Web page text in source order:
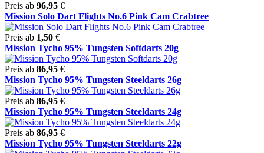
Preis ab 96,95 €
Mission Solo Dart Flights No.6 Pink Cam Crabtree
Preis ab 1,50 €
Mission Tycho 95% Tungsten Softdarts 20g
Preis ab 86,95 €
Mission Tycho 95% Tungsten Steeldarts 26g
Preis ab 86,95 €
Mission Tycho 95% Tungsten Steeldarts 24g
Preis ab 86,95 €
Mission Tycho 95% Tungsten Steeldarts 22g